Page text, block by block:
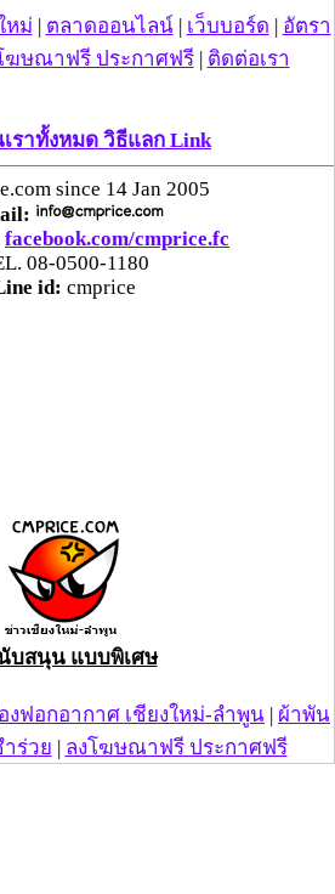
หม่ | ตลาดออนไลน์| เว็บบอร์ด | อัตรา
ฆษณาฟรี ประกาศฟรี| ติดต่อเรา
ราทั้งหมด วิธีแลก Link
since 14 Jan 2005
facebook.com/cmprice.fc
08-0500-1180
id: cmprice
บสนุน แบบพิเศษ
งฟอกอากาศ เชียงใหม่-ลำพูน | ผ้าพัน
ร่วย | ลงโฆษณาฟรี ประกาศฟรี